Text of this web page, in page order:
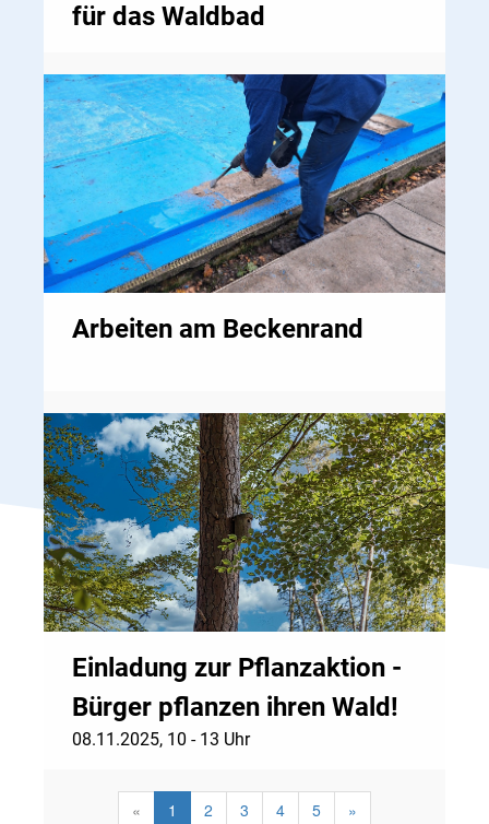
für das Waldbad
Arbeiten am Beckenrand
Einladung zur Pflanzaktion -
Bürger pflanzen ihren Wald!
08.11.2025, 10 - 13 Uhr
« 1 2 3 4 5 »